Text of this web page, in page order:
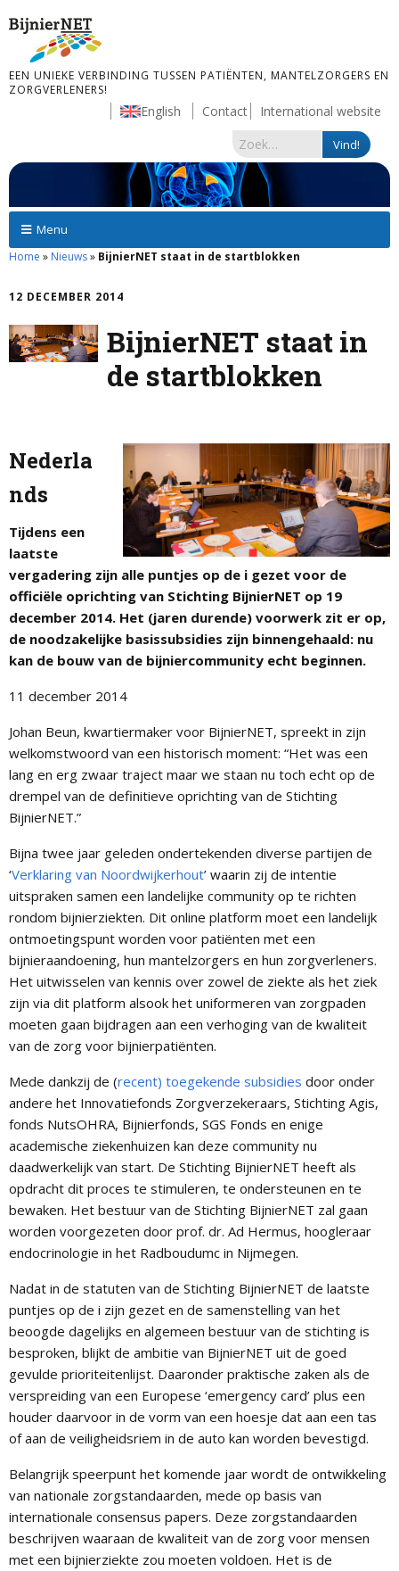
EEN UNIEKE VERBINDING TUSSEN PATIËNTEN, MANTELZORGERS EN
ZORGVERLENERS!
English Contact International website
Menu
Home » Nieuws» BijnierNET staat in de startblokken
12 DECEMBER 2014
BijnierNET staat in
de startblokken
Nederla
nds
Tijdens een
laatste
vergadering zijn alle puntjes op de i gezet voor de
officiële oprichting van Stichting BijnierNET op 19
december 2014. Het (jaren durende) voorwerk zit er op,
de noodzakelijke basissubsidies zijn binnengehaald: nu
kan de bouw van de bijniercommunity echt beginnen.
11 december 2014
Johan Beun, kwartiermaker voor BijnierNET, spreekt in zijn
welkomstwoord van een historisch moment: “Het was een
lang en erg zwaar traject maar we staan nu toch echt op de
drempel van de definitieve oprichting van de Stichting
BijnierNET.”
Bijna twee jaar geleden ondertekenden diverse partijen de
‘Verklaring van Noordwijkerhout’ waarin zij de intentie
uitspraken samen een landelijke community op te richten
rondom bijnierziekten. Dit online platform moet een landelijk
ontmoetingspunt worden voor patiënten met een
bijnieraandoening, hun mantelzorgers en hun zorgverleners.
Het uitwisselen van kennis over zowel de ziekte als het ziek
zijn via dit platform alsook het uniformeren van zorgpaden
moeten gaan bijdragen aan een verhoging van de kwaliteit
van de zorg voor bijnierpatiënten.
Mede dankzij de (recent) toegekende subsidies door onder
andere het Innovatiefonds Zorgverzekeraars, Stichting Agis,
fonds NutsOHRA, Bijnierfonds, SGS Fonds en enige
academische ziekenhuizen kan deze community nu
daadwerkelijk van start. De Stichting BijnierNET heeft als
opdracht dit proces te stimuleren, te ondersteunen en te
bewaken. Het bestuur van de Stichting BijnierNET zal gaan
worden voorgezeten door prof. dr. Ad Hermus, hoogleraar
endocrinologie in het Radboudumc in Nijmegen.
Nadat in de statuten van de Stichting BijnierNET de laatste
puntjes op de i zijn gezet en de samenstelling van het
beoogde dagelijks en algemeen bestuur van de stichting is
besproken, blijkt de ambitie van BijnierNET uit de goed
gevulde prioriteitenlijst. Daaronder praktische zaken als de
verspreiding van een Europese ‘emergency card’ plus een
houder daarvoor in de vorm van een hoesje dat aan een tas
of aan de veiligheidsriem in de auto kan worden bevestigd.
Belangrijk speerpunt het komende jaar wordt de ontwikkeling
van nationale zorgstandaarden, mede op basis van
internationale consensus papers. Deze zorgstandaarden
beschrijven waaraan de kwaliteit van de zorg voor mensen
met een bijnierziekte zou moeten voldoen. Het is de